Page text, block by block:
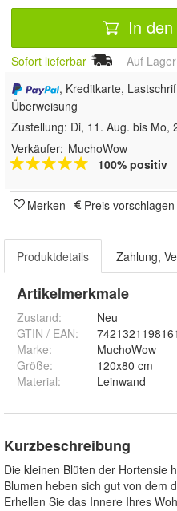
In
Sofort lieferbar Auf Lager
, Kreditkarte,
Überweisung
Zustellung: Di, 11. Aug. bis Mo,
Verkäufer: MuchoWow
100% positiv
Merken Preis vorschlagen
Produktdetails Zahlung,
Artikelmerkmale
Zustand:
Neu
GTIN / EAN:
7421321198161
Marke:
MuchoWow
Größe:
120x80 cm
Material: Leinwand
Kurzbeschreibung
Die kleinen Blüten der Hortensie
Blumen heben sich gut von dem
Erhellen Sie das Innere Ihres